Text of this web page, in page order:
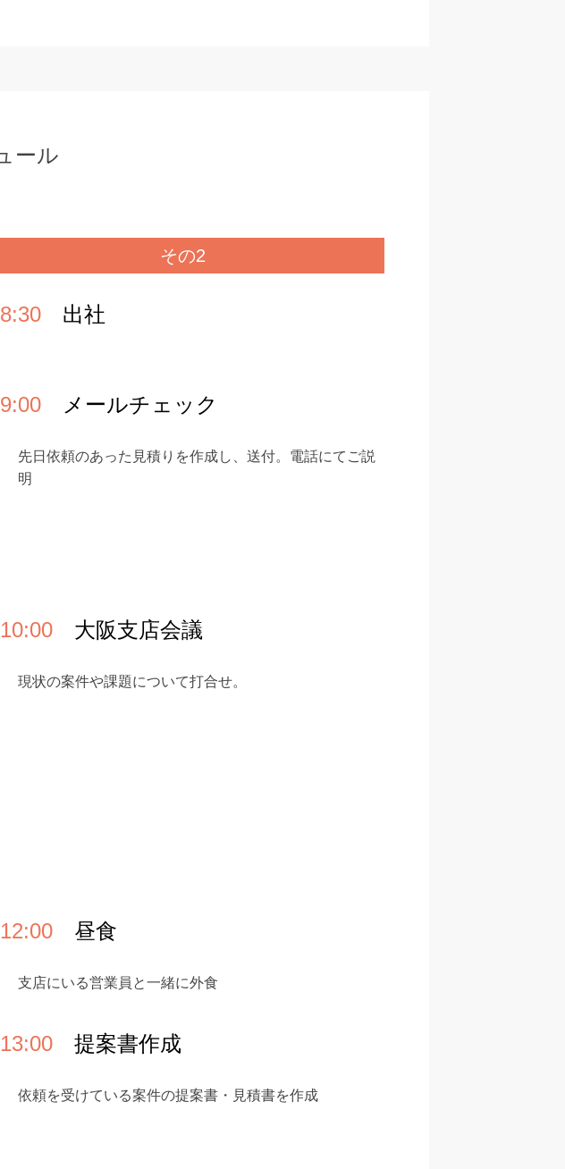
ール
その2
8:30 出社
9:00 メールチェック
先日依頼のあった見積りを作成し、送付。電話にてご説
明
10:00 大阪支店会議
現状の案件や課題について打合せ。
12:00 昼食
支店にいる営業員と一緒に外食
13:00 提案書作成
依頼を受けている案件の提案書・見積書を作成